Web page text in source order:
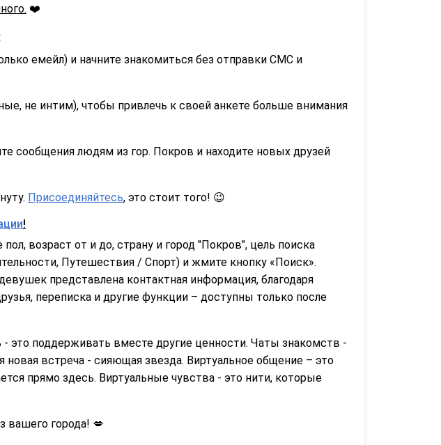
❤️
емейл) и начните знакомиться без отправки СМС и
не интим), чтобы привлечь к своей анкете больше внимания
сообщения людям из гор. Покров и находите новых друзей
Присоединяйтесь, это стоит того! 😉
!
возраст от и до, страну и город "Покров", цель поиска
Путешествия / Спорт) и жмите кнопку «Поиск».
представлена контактная информация, благодаря
переписка и другие функции – доступны только после
это поддерживать вместе другие ценности. Чаты знакомств -
встреча - сияющая звезда. Виртуальное общение – это
прямо здесь. Виртуальные чувства - это нити, которые
вашего города! 💋